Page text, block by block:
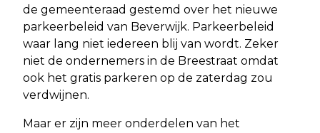
de gemeenteraad gestemd over het nieuwe
parkeerbeleid van Beverwijk. Parkeerbeleid
waar lang niet iedereen blij van wordt. Zeker
niet de ondernemers in de Breestraat omdat
ook het gratis parkeren op de zaterdag zou
verdwijnen.
Maar er zijn meer onderdelen van het